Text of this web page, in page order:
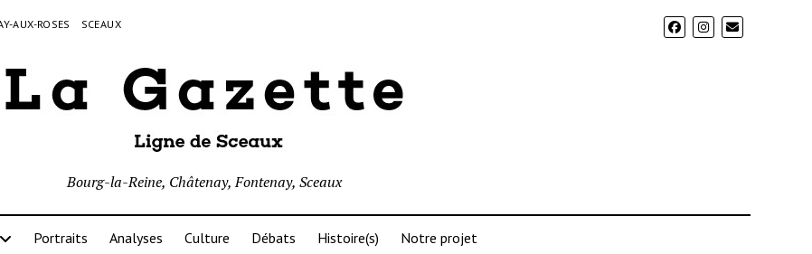
AUX-ROSES SCEAUX
Bourg-la-Reine, Châtenay, Fontenay, Sceaux
Portraits Analyses Culture Débats Histoire(s) Notre projet